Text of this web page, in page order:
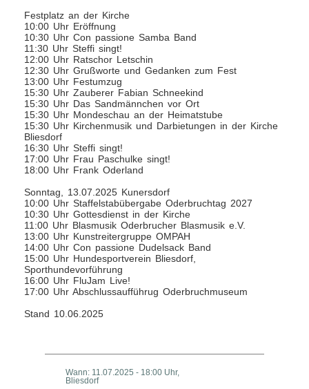
Festplatz an der Kirche
10:00 Uhr Eröffnung
10:30 Uhr Con passione Samba Band
11:30 Uhr Steffi singt!
12:00 Uhr Ratschor Letschin
12:30 Uhr Grußworte und Gedanken zum Fest
13:00 Uhr Festumzug
15:30 Uhr Zauberer Fabian Schneekind
15:30 Uhr Das Sandmännchen vor Ort
15:30 Uhr Mondeschau an der Heimatstube
15:30 Uhr Kirchenmusik und Darbietungen in der Kirche
Bliesdorf
16:30 Uhr Steffi singt!
17:00 Uhr Frau Paschulke singt!
18:00 Uhr Frank Oderland
Sonntag, 13.07.2025 Kunersdorf
10:00 Uhr Staffelstabübergabe Oderbruchtag 2027
10:30 Uhr Gottesdienst in der Kirche
11:00 Uhr Blasmusik Oderbrucher Blasmusik e.V.
13:00 Uhr Kunstreitergruppe OMPAH
14:00 Uhr Con passione Dudelsack Band
15:00 Uhr Hundesportverein Bliesdorf,
Sporthundevorführung
16:00 Uhr FluJam Live!
17:00 Uhr Abschlussaufführug Oderbruchmuseum
Stand 10.06.2025
Wann: 11.07.2025 - 18:00 Uhr,
Bliesdorf